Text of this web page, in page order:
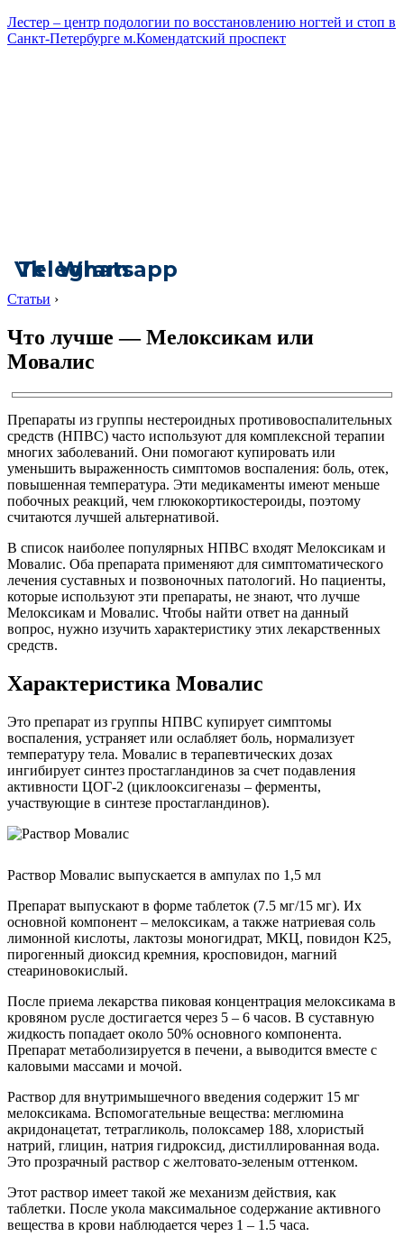
Лестер – центр подологии по восстановлению ногтей и стоп в
Санкт-Петербурге м.Комендатский проспект
Vk
Telegram
Whatsapp
Статьи ›
Что лучше — Мелоксикам или
Мовалис
Препараты из группы нестероидных противовоспалительных
средств (НПВС) часто используют для комплексной терапии
многих заболеваний. Они помогают купировать или
уменьшить выраженность симптомов воспаления: боль, отек,
повышенная температура. Эти медикаменты имеют меньше
побочных реакций, чем глюкокортикостероиды, поэтому
считаются лучшей альтернативой.
В список наиболее популярных НПВС входят Мелоксикам и
Мовалис. Оба препарата применяют для симптоматического
лечения суставных и позвоночных патологий. Но пациенты,
которые используют эти препараты, не знают, что лучше
Мелоксикам и Мовалис. Чтобы найти ответ на данный
вопрос, нужно изучить характеристику этих лекарственных
средств.
Характеристика Мовалис
Это препарат из группы НПВС купирует симптомы
воспаления, устраняет или ослабляет боль, нормализует
температуру тела. Мовалис в терапевтических дозах
ингибирует синтез простагландинов за счет подавления
активности ЦОГ-2 (циклооксигеназы – ферменты,
участвующие в синтезе простагландинов).
Раствор Мовалис выпускается в ампулах по 1,5 мл
Препарат выпускают в форме таблеток (7.5 мг/15 мг). Их
основной компонент – мелоксикам, а также натриевая соль
лимонной кислоты, лактозы моногидрат, МКЦ, повидон К25,
пирогенный диоксид кремния, кросповидон, магний
стеариновокислый.
После приема лекарства пиковая концентрация мелоксикама в
кровяном русле достигается через 5 – 6 часов. В суставную
жидкость попадает около 50% основного компонента.
Препарат метаболизируется в печени, а выводится вместе с
каловыми массами и мочой.
Раствор для внутримышечного введения содержит 15 мг
мелоксикама. Вспомогательные вещества: меглюмина
акридонацетат, тетрагликоль, полоксамер 188, хлористый
натрий, глицин, натрия гидроксид, дистиллированная вода.
Это прозрачный раствор с желтовато-зеленым оттенком.
Этот раствор имеет такой же механизм действия, как
таблетки. После укола максимальное содержание активного
вещества в крови наблюдается через 1 – 1.5 часа.